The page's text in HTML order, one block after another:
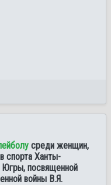
среди женщин,
спорта Ханты-
Югры, посвященной
войны В.Я.